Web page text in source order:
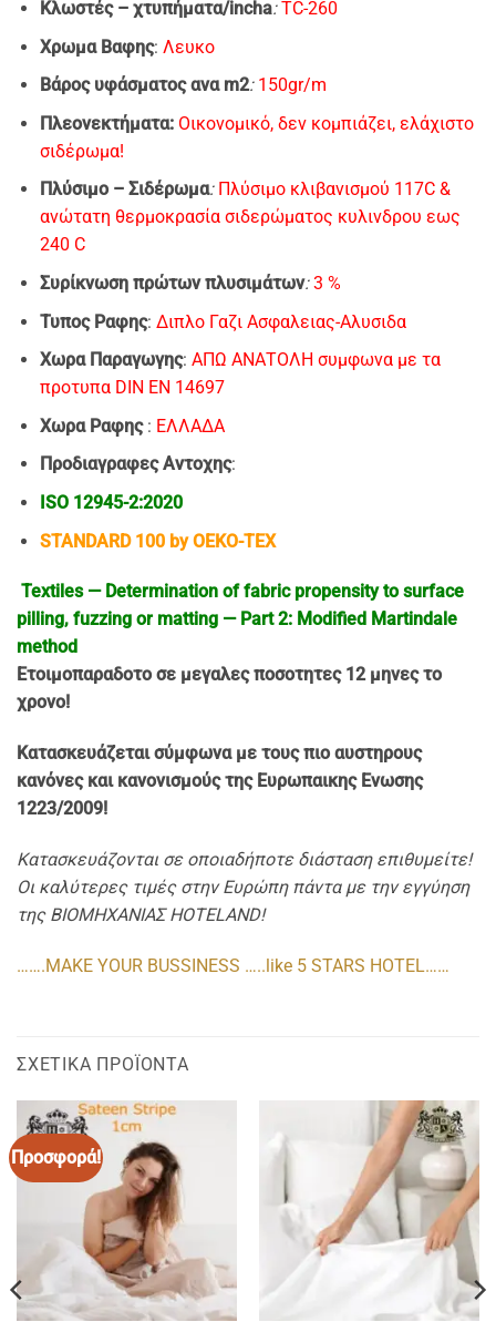
Κλωστές – χτυπήματα/incha:TC-260
Xρωμα Bαφης: Λευκο
Βάρος υφάσματος ανα m2: 150gr/m
Πλεονεκτήματα: Οικονομικό, δεν κομπιάζει, ελάχιστο
σιδέρωμα!
Πλύσιμo – Σιδέρωμα: Πλύσιμο κλιβανισμού 117C &
ανώτατη θερμοκρασία σιδερώματος κυλινδρου εως
240 C
Συρίκνωση πρώτων πλυσιμάτων:3 %
Τυπος Ραφης: Διπλο Γαζι Ασφαλειας-Αλυσιδα
Χωρα Παραγωγης: ΑΠΩ ΑΝΑΤΟΛΗ συμφωνα με τα
προτυπα DIN EN 14697
Χωρα Ραφης: EΛΛΑΔΑ
Προδιαγραφες Αντοχης:
ISO 12945-2:2020
STANDARD 100 by OEKO-TEX
Textiles — Determination of fabric propensity to surface
pilling, fuzzing or matting — Part 2: Modified Martindale
method
Ετοιμοπαραδοτo σε μεγαλες ποσοτητες 12 μηνες το
χρονο!
Κατασκευάζεται σύμφωνα με τους πιο αυστηρους
κανόνες και κανονισμούς της Ευρωπαικης Ενωσης
1223/2009!
Κατασκευάζονται σε οποιαδήποτε διάσταση επιθυμείτε!
Οι καλύτερες τιμές στην Ευρώπη πάντα με την εγγύηση
της ΒΙΟΜΗΧΑΝΙΑΣ HOTELAND!
…….MAKE YOUR BUSSINESS …..like 5 STARS HOTEL……
ΣΧΕΤΙΚΆ ΠΡΟΪΌΝΤΑ
Προσφορά!